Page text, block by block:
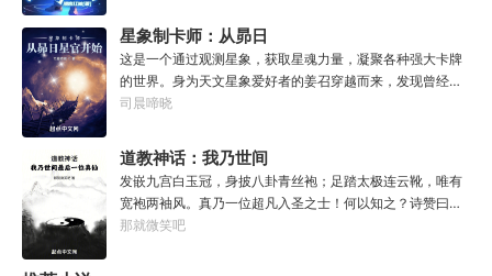
万妙宫的仙子本来要举宫飞天的，结果却一夜间入了魔，沦
为妖女，这都是段老魔的手笔！”……段云很是不解，自己不
过练练武，传传功，偶尔法天象地一下，怎么就成了罄竹难
书的魔头了呢？这是污蔑！同样的功法，为什么我就没有问
赠了一个加点系统。坏消息：没有系统说明也没有任务。李
颜记得自己穿越了，却只能接触某人某事时回忆起相关记
忆，甚至要毫无头绪地摸清加点系统规则。但无所谓，这
个“全能加点”系统主打一个练就有效，你付出的每一滴汗水
都将得到回报。人生重来一遭，弥补遗憾算甚？系统驱动着
煌。“没有什么能阻止我站在人类之巅了！”
星象制卡师：从昴日
星官开始
这是一个通过观测星象，获取星魂力量，凝聚各种强大卡牌
的世界。身为天文星象爱好者的姜召穿越而来，发现曾经熟
悉的星象都在。于是乎，在获取本命卡牌的仪式上，姜召果
日鸡。从此走上了一条以昴日鸡为起点，目标直指紫微垣的
制卡师道路。欸~前世灵魂竟然也有一颗本命星，于是第二
张本命卡【天蝎座】诞生了！“什么幽冥诡域毒物和凶兽，不
都是一堆辣条吗？”“机械之神是吧？听说你身子骨很
硬？”“精灵世界的万兽神是吧？敢不敢跟我家四神兽比划比
司晨啼晓
道教神话：我乃世间
最后一位真仙
发嵌九宫白玉冠，身披八卦青丝袍；足踏太极连云靴，唯有
宽袍两袖风。真乃一位超凡入圣之士！何以知之？诗赞曰：
钟祖门下悟龙虎，性命双修炼水火；一粒金丹吞入腹，始知
那就微笑吧